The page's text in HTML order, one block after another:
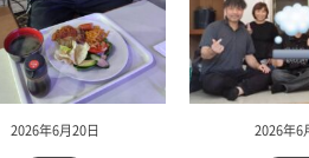
2026年6月20日 2026年6